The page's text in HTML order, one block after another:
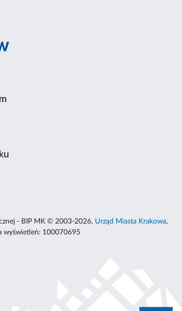
- BIP MK © 2003-2026, Urząd Miasta Krakowa,
wyświetleń: 100070695